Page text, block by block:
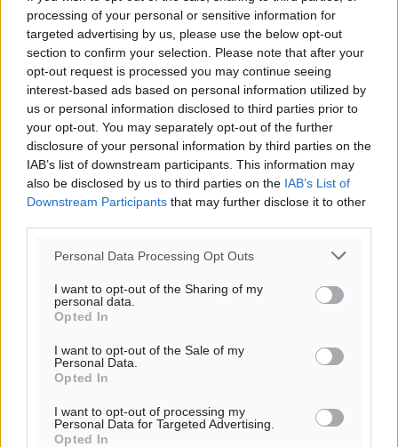
processing of your personal or sensitive information for
targeted advertising by us, please use the below opt-out
section to confirm your selection. Please note that after your
opt-out request is processed you may continue seeing
interest-based ads based on personal information utilized by
us or personal information disclosed to third parties prior to
your opt-out. You may separately opt-out of the further
disclosure of your personal information by third parties on the
IAB’s list of downstream participants. This information may
also be disclosed by us to third parties on the IAB’s List of
Downstream Participants that may further disclose it to other
Personal Data Processing Opt Outs
I want to opt-out of the Sharing of my
personal data.
Opted In
I want to opt-out of the Sale of my
Personal Data.
Opted In
I want to opt-out of processing my
Personal Data for Targeted Advertising.
Opted In